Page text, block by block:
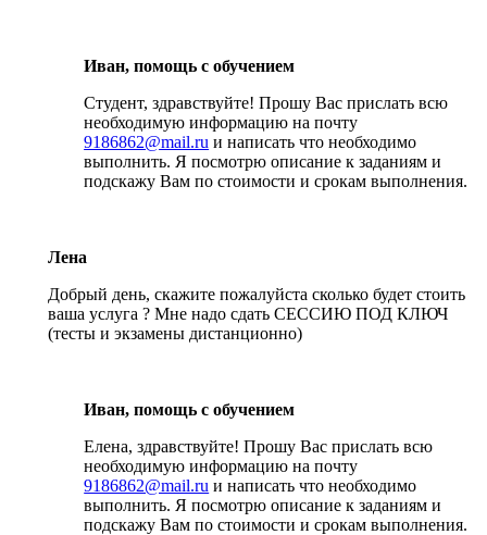
Иван, помощь с обучением
Студент, здравствуйте! Прошу Вас прислать всю
необходимую информацию на почту
9186862@mail.ru и написать что необходимо
выполнить. Я посмотрю описание к заданиям и
подскажу Вам по стоимости и срокам выполнения.
Лена
Добрый день, скажите пожалуйста сколько будет стоить
ваша услуга ? Мне надо сдать СЕССИЮ ПОД КЛЮЧ
(тесты и экзамены дистанционно)
Иван, помощь с обучением
Елена, здравствуйте! Прошу Вас прислать всю
необходимую информацию на почту
9186862@mail.ru и написать что необходимо
выполнить. Я посмотрю описание к заданиям и
подскажу Вам по стоимости и срокам выполнения.